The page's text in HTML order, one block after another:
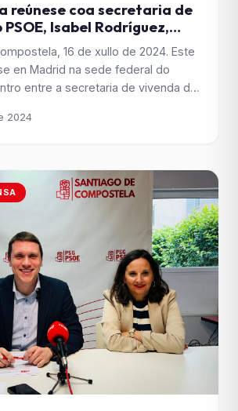
reúnese coa secretaria de
Isabel Rodríguez,
a política de vivenda das
na cidade
16 de xullo de 2024. Este
en Madrid na sede federal do
entre a secretaria de vivenda do
Aitor Bouza, no marco das
2024